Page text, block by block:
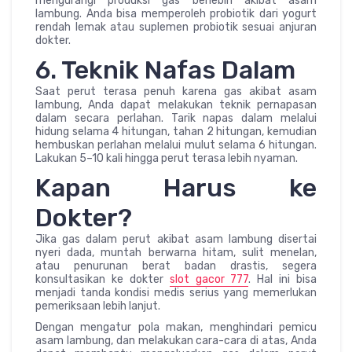
lambung. Anda bisa memperoleh probiotik dari yogurt
rendah lemak atau suplemen probiotik sesuai anjuran
dokter.
6. Teknik Nafas Dalam
Saat perut terasa penuh karena gas akibat asam
lambung, Anda dapat melakukan teknik pernapasan
dalam secara perlahan. Tarik napas dalam melalui
hidung selama 4 hitungan, tahan 2 hitungan, kemudian
hembuskan perlahan melalui mulut selama 6 hitungan.
Lakukan 5–10 kali hingga perut terasa lebih nyaman.
Kapan Harus ke
Dokter?
Jika gas dalam perut akibat asam lambung disertai
nyeri dada, muntah berwarna hitam, sulit menelan,
atau penurunan berat badan drastis, segera
konsultasikan ke dokter slot gacor 777. Hal ini bisa
menjadi tanda kondisi medis serius yang memerlukan
pemeriksaan lebih lanjut.
Dengan mengatur pola makan, menghindari pemicu
asam lambung, dan melakukan cara-cara di atas, Anda